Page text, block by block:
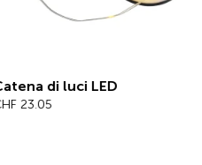
Beeline Velo 2
Bicicletta Set